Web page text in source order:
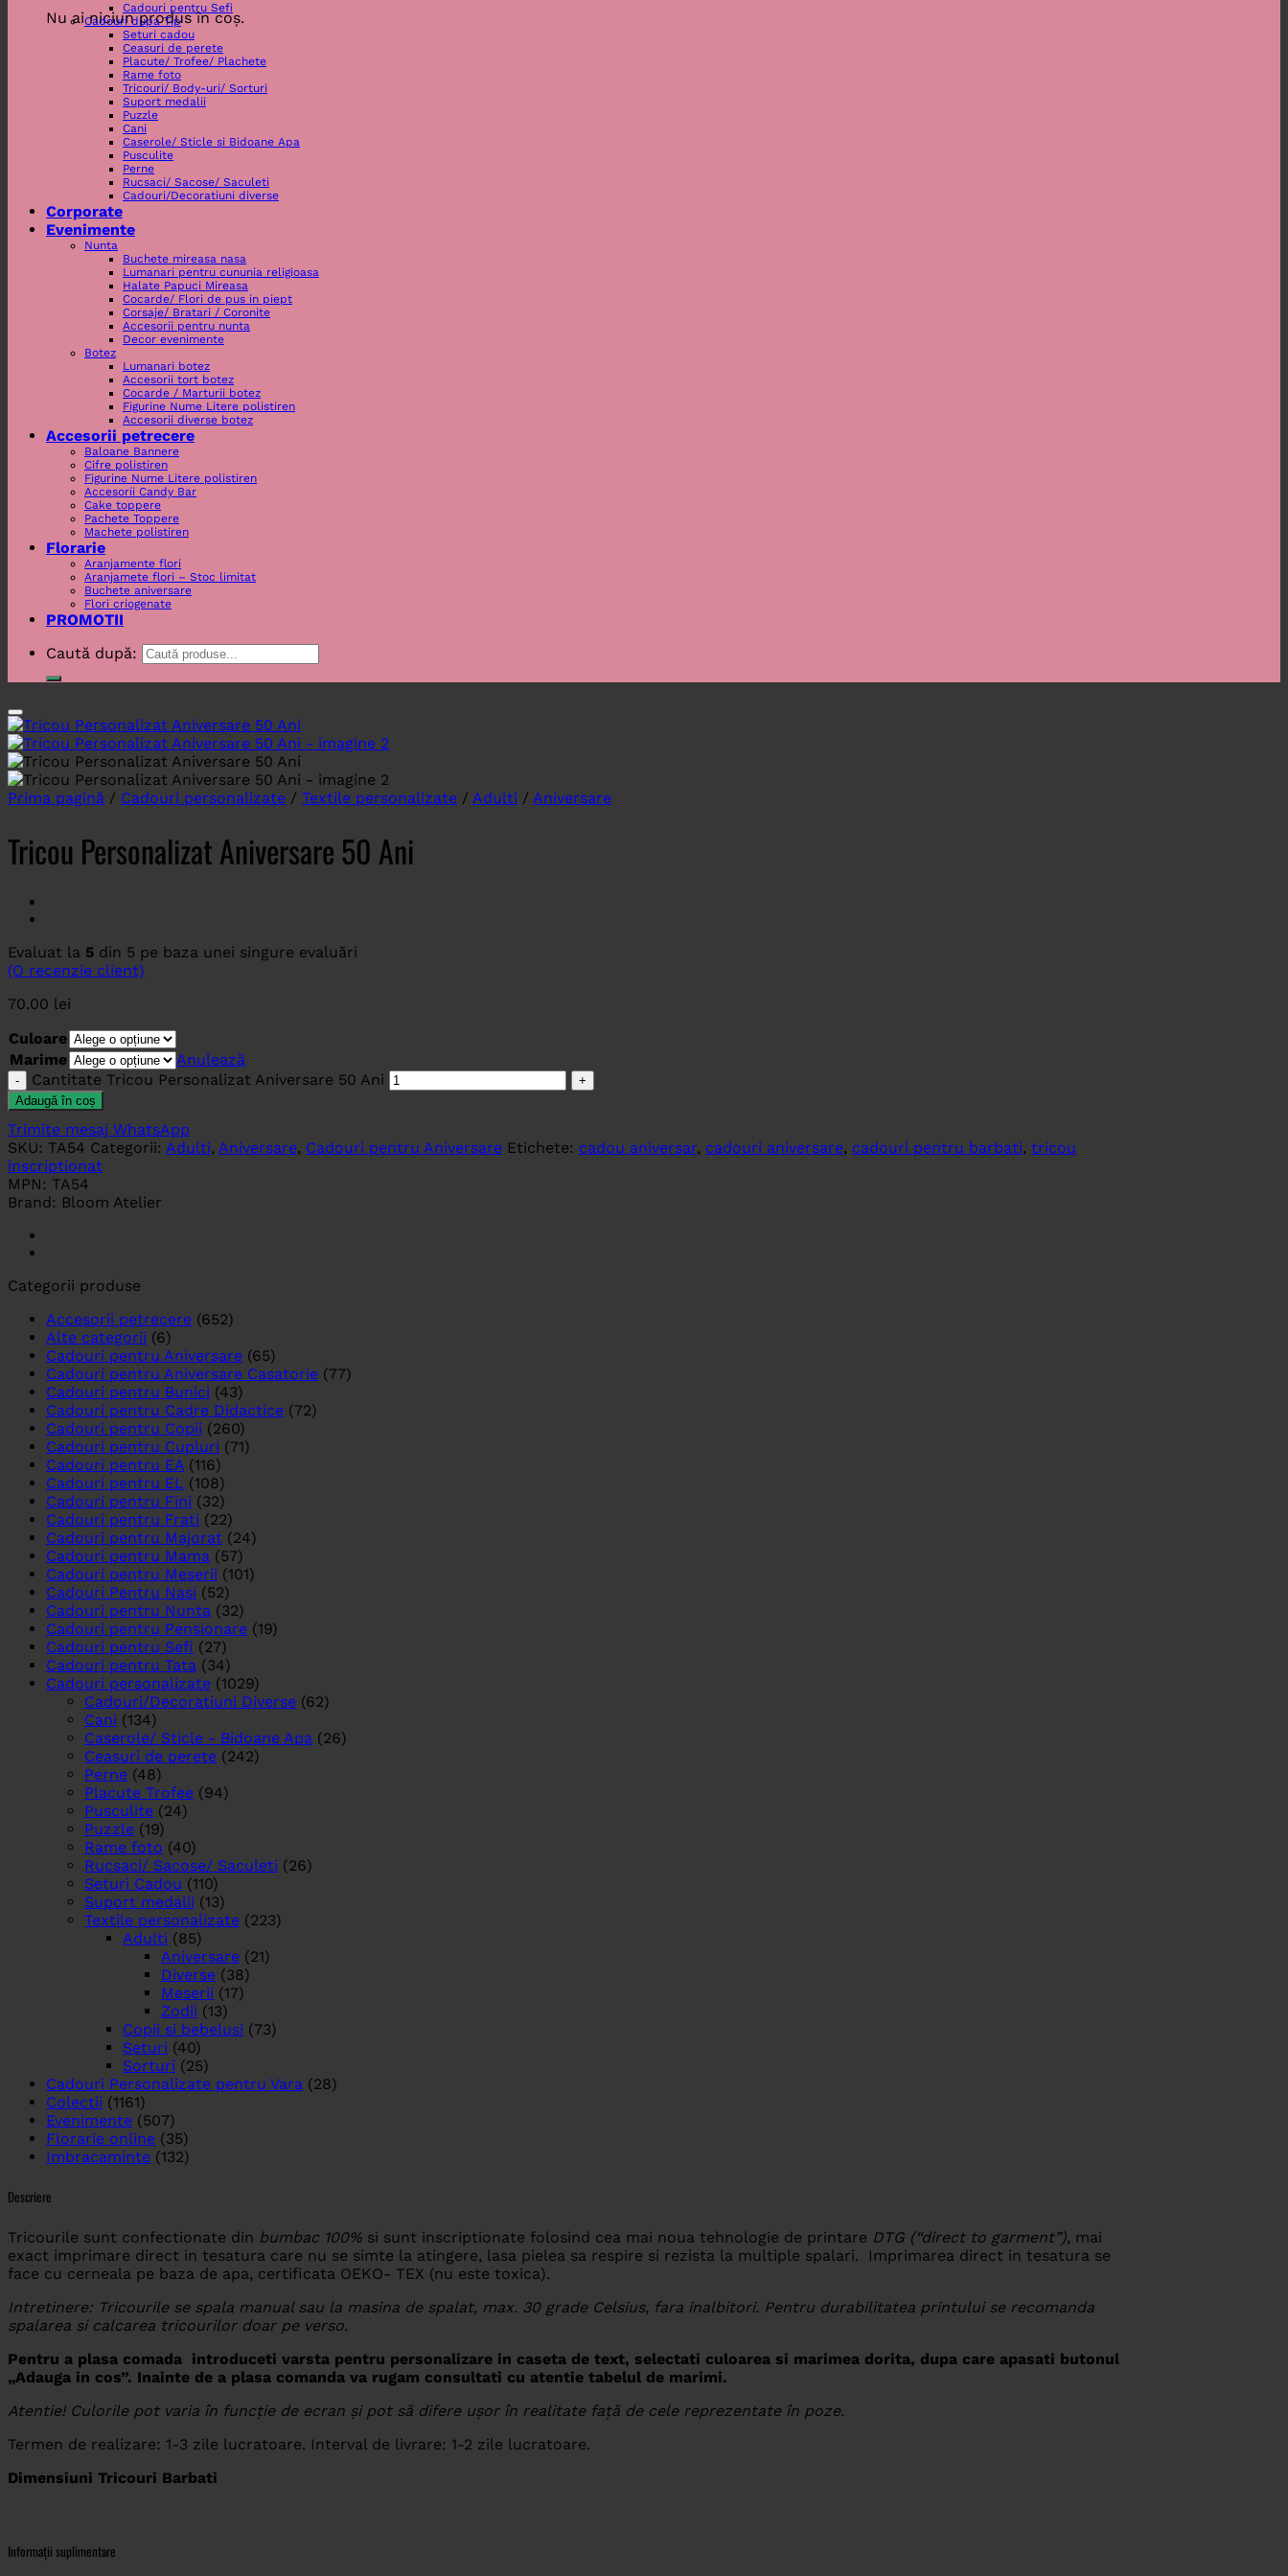
Nu ai niciun produs în coș.
Cadouri pentru Sefi
Cadouri dupa Tip
Seturi cadou
Ceasuri de perete
Placute/ Trofee/ Plachete
Rame foto
Tricouri/ Body-uri/ Sorturi
Suport medalii
Puzzle
Cani
Caserole/ Sticle si Bidoane Apa
Pusculite
Perne
Rucsaci/ Sacose/ Saculeti
Cadouri/Decoratiuni diverse
Corporate
Evenimente
Nunta
Buchete mireasa nasa
Lumanari pentru cununia religioasa
Halate Papuci Mireasa
Cocarde/ Flori de pus in piept
Corsaje/ Bratari / Coronite
Accesorii pentru nunta
Decor evenimente
Botez
Lumanari botez
Accesorii tort botez
Cocarde / Marturii botez
Figurine Nume Litere polistiren
Accesorii diverse botez
Accesorii petrecere
Baloane Bannere
Cifre polistiren
Figurine Nume Litere polistiren
Accesorii Candy Bar
Cake toppere
Pachete Toppere
Machete polistiren
Florarie
Aranjamente flori
Aranjamete flori – Stoc limitat
Buchete aniversare
Flori criogenate
PROMOTII
Caută după:
Prima pagină / Cadouri personalizate / Textile personalizate / Adulti / Aniversare
Tricou Personalizat Aniversare 50 Ani
Evaluat la 5 din 5 pe baza unei singure evaluări
(O recenzie client)
70.00 lei
Culoare
Marime
Anulează
Cantitate Tricou Personalizat Aniversare 50 Ani
Adaugă în coș
Trimite mesaj WhatsApp
SKU: TA54 Categorii: Adulti, Aniversare, Cadouri pentru Aniversare Etichete: cadou aniversar, cadouri aniversare, cadouri pentru barbati, tricou
inscriptionat
MPN: TA54
Brand: Bloom Atelier
Categorii produse
Accesorii petrecere (652)
Alte categorii (6)
Cadouri pentru Aniversare (65)
Cadouri pentru Aniversare Casatorie (77)
Cadouri pentru Bunici (43)
Cadouri pentru Cadre Didactice (72)
Cadouri pentru Copii (260)
Cadouri pentru Cupluri (71)
Cadouri pentru EA (116)
Cadouri pentru EL (108)
Cadouri pentru Fini (32)
Cadouri pentru Frati (22)
Cadouri pentru Majorat (24)
Cadouri pentru Mama (57)
Cadouri pentru Meserii (101)
Cadouri Pentru Nasi (52)
Cadouri pentru Nunta (32)
Cadouri pentru Pensionare (19)
Cadouri pentru Sefi (27)
Cadouri pentru Tata (34)
Cadouri personalizate (1029)
Cadouri/Decoratiuni Diverse (62)
Cani (134)
Caserole/ Sticle - Bidoane Apa (26)
Ceasuri de perete (242)
Perne (48)
Placute Trofee (94)
Pusculite (24)
Puzzle (19)
Rame foto (40)
Rucsaci/ Sacose/ Saculeti (26)
Seturi Cadou (110)
Suport medalii (13)
Textile personalizate (223)
Adulti (85)
Aniversare (21)
Diverse (38)
Meserii (17)
Zodii (13)
Copii si bebelusi (73)
Seturi (40)
Sorturi (25)
Cadouri Personalizate pentru Vara (28)
Colectii (1161)
Evenimente (507)
Florarie online (35)
Imbracaminte (132)
Descriere
Tricourile sunt confectionate din bumbac 100% si sunt inscriptionate folosind cea mai noua tehnologie de printare DTG (“direct to garment”), mai
exact imprimare direct in tesatura care nu se simte la atingere, lasa pielea sa respire si rezista la multiple spalari. Imprimarea direct in tesatura se
face cu cerneala pe baza de apa, certificata OEKO- TEX (nu este toxica).
Intretinere: Tricourile se spala manual sau la masina de spalat, max. 30 grade Celsius, fara inalbitori. Pentru durabilitatea printului se recomanda
spalarea si calcarea tricourilor doar pe verso.
Pentru a plasa comada introduceti varsta pentru personalizare in caseta de text, selectati culoarea si marimea dorita, dupa care apasati butonul
„Adauga in cos”. Inainte de a plasa comanda va rugam consultati cu atentie tabelul de marimi.
Atentie! Culorile pot varia în funcție de ecran și pot să difere ușor în realitate față de cele reprezentate în poze.
Termen de realizare: 1-3 zile lucratoare. Interval de livrare: 1-2 zile lucratoare.
Dimensiuni Tricouri Barbati
Informații suplimentare